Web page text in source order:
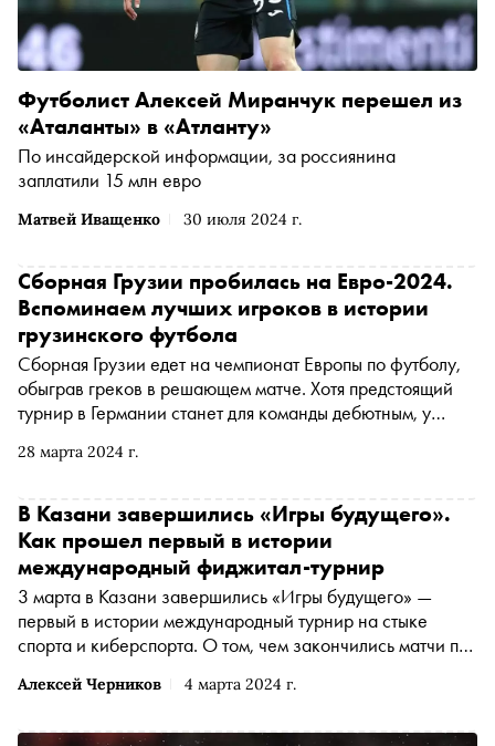
Матвей Иващенко 30 июля 2024 г.
Футболист Алексей Миранчук перешел из
«Аталанты» в «Атланту»
По инсайдерской информации, за россиянина
заплатили 15 млн евро
28 марта 2024 г.
Сборная Грузии пробилась на Евро-2024.
Вспоминаем лучших игроков в истории
грузинского футбола
Сборная Грузии едет на чемпионат Европы по футболу,
обыграв греков в решающем матче. Хотя предстоящий
турнир в Германии станет для команды дебютным, у
рассказывает о самых известных грузинских игроках:
и нынешней звезде сборной — Хвиче Кварацхелии
Алексей Черников 4 марта 2024 г.
В Казани завершились «Игры будущего».
Как прошел первый в истории
международный фиджитал-турнир
3 марта в Казани завершились «Игры будущего» —
первый в истории международный турнир на стыке
спорта и киберспорта. О том, чем закончились матчи по
вызвал в мире и как теперь будет развиваться